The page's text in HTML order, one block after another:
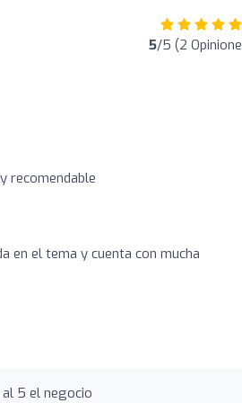
5/5 (2
recomendable
en el tema y cuenta con mucha
al 5 el negocio